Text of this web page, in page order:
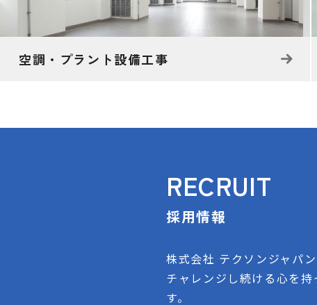
空調・プラント設備工事
RECRUIT
採用情報
株式会社 テクソンジャパン
チャレンジし続ける心を
す。